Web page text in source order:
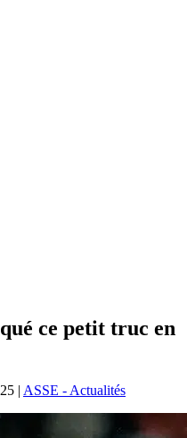
ce petit truc en
| ASSE - Actualités